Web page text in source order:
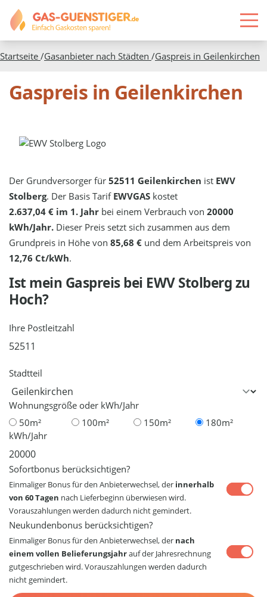
Startseite /Gasanbieter nach Städten /Gaspreis in Geilenkirchen
Gaspreis in Geilenkirchen
Der Grundversorger für52511 Geilenkirchen ist EWV
Stolberg. Der Basis Tarif EWVGAS kostet
2.637,04 € im 1. Jahr bei einem Verbrauch von20000
kWh/Jahr. Dieser Preis setzt sich zusammen aus dem
Grundpreis in Höhe von85,68 € und dem Arbeitspreis von
12,76 Ct/kWh.
Ist mein Gaspreis bei EWV Stolbergzu
Hoch?
Ihre Postleitzahl
Stadtteil
Wohnungsgröße oder kWh/Jahr
50m²
100m² 150m²
180m²
kWh/Jahr
Sofortbonus berücksichtigen?
Einmaliger Bonus für den Anbieterwechsel, der innerhalb
von 60 Tagen nach Lieferbeginn überwiesen wird.
Vorauszahlungen werden dadurch nicht gemindert.
Neukundenbonus berücksichtigen?
Einmaliger Bonus für den Anbieterwechsel, der nach
einem vollen Belieferungsjahrauf der Jahresrechnung
gutgeschrieben wird. Vorauszahlungen werden dadurch
nicht gemindert.